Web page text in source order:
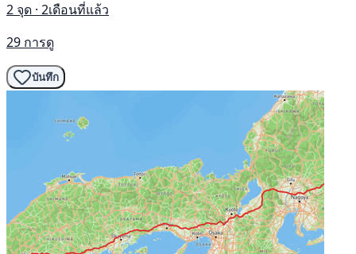
2 จุด · 2เดือนที่แล้ว
29 การดู
บันทึก